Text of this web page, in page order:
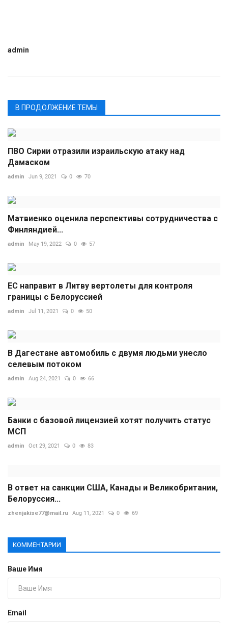
admin
В ПРОДОЛЖЕНИЕ ТЕМЫ
ПВО Сирии отразили израильскую атаку над
Дамаском
admin Jun 9, 2021 0 70
Матвиенко оценила перспективы сотрудничества с
Финляндией...
admin May 19, 2022 0 57
ЕС направит в Литву вертолеты для контроля
границы с Белоруссией
admin Jul 11, 2021 0 50
В Дагестане автомобиль с двумя людьми унесло
селевым потоком
admin Aug 24, 2021 0 66
Банки с базовой лицензией хотят получить статус
МСП
admin Oct 29, 2021 0 83
В ответ на санкции США, Канады и Великобритании,
Белоруссия...
zhenjakise77@mail.ru Aug 11, 2021 0 69
КОММЕНТАРИИ
Ваше Имя
Email